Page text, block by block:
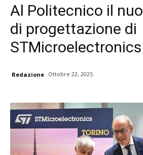
Al Politecnico il
di progettazione di
STMicroelectronics
Redazione Ottobre 22, 2025